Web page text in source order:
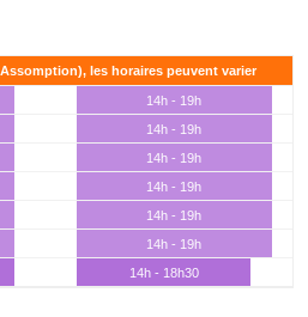
les horaires peuvent varier
14h - 19h
14h - 19h
14h - 19h
14h - 19h
14h - 19h
14h - 19h
14h - 18h30